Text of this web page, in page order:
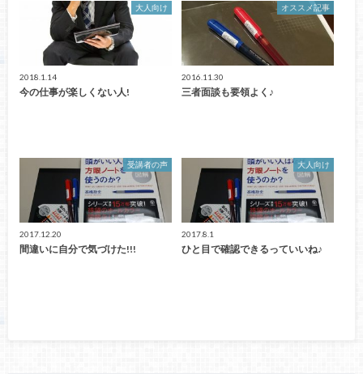
大人向け
2018.1.14
今の仕事が楽しくない人!
オススメ記事
2016.11.30
三者面談も要領よく♪
受講者の声
2017.12.20
間違いに自分で気づけた!!!
大人向け
2017.8.1
ひと目で確認できるっていいね♪